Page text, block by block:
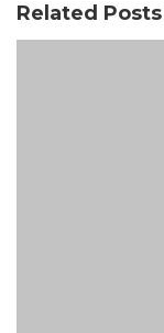
Related Posts